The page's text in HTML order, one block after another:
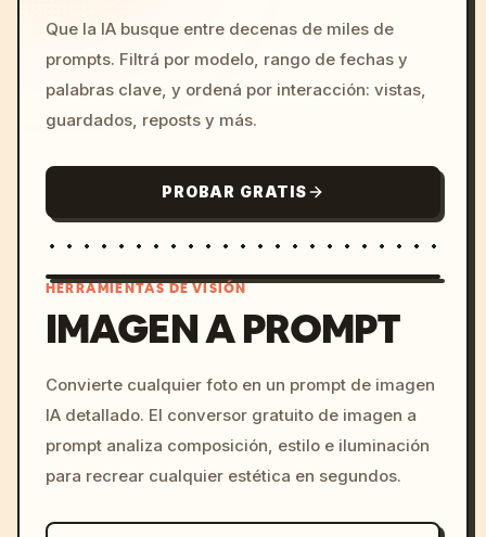
Que la IA busque entre decenas de miles de
prompts. Filtrá por modelo, rango de fechas y
palabras clave, y ordená por interacción: vistas,
guardados, reposts y más.
PROBAR GRATIS
c, cyberpunk sunset, neon
colors, 8k --v 6.0
HERRAMIENTAS DE VISIÓN
IMAGEN A PROMPT
Convierte cualquier foto en un prompt de imagen
IA detallado. El conversor gratuito de imagen a
prompt analiza composición, estilo e iluminación
para recrear cualquier estética en segundos.